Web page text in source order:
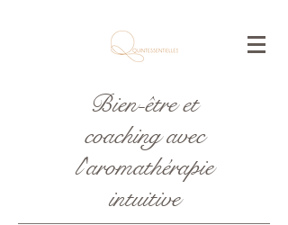
Bien-être et
coaching avec
l'aromathérapie
intuitive